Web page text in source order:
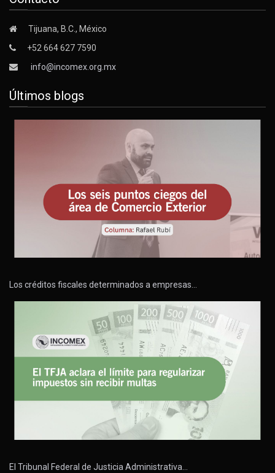
Tijuana, B.C., México
+52 664 627 7590
info@incomex.org.mx
Últimos blogs
Los créditos fiscales determinados a empresas…
El Tribunal Federal de Justicia Administrativa…